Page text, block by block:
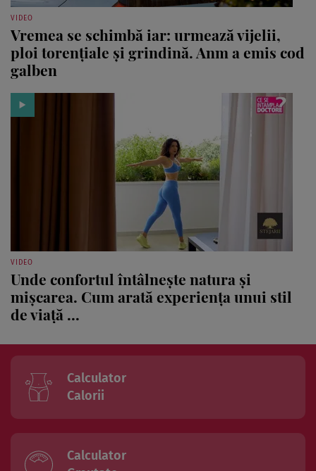
VIDEO
Vremea se schimbă iar: urmează vijelii,
ploi torențiale și grindină. Anm a emis cod
galben
VIDEO
Unde confortul întâlnește natura și
mișcarea. Cum arată experiența unui stil
de viață ...
Calculator
Calorii
Calculator